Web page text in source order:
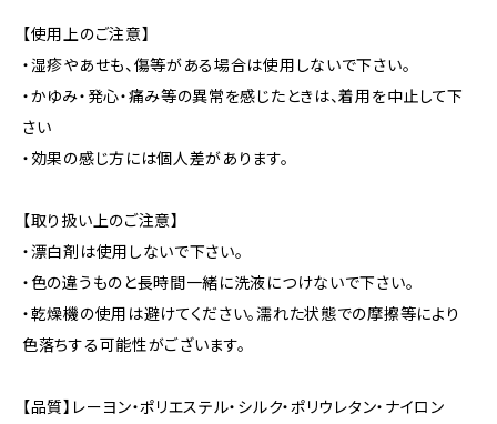
【使用上のご注意】
・湿疹やあせも、傷等がある場合は使用しないで下さい。
・かゆみ・発心・痛み等の異常を感じたときは、着用を中止して下
さい
・効果の感じ方には個人差があります。
【取り扱い上のご注意】
・漂白剤は使用しないで下さい。
・色の違うものと長時間一緒に洗液につけないで下さい。
・乾燥機の使用は避けてください。濡れた状態での摩擦等により
色落ちする可能性がございます。
【品質】レーヨン・ポリエステル・シルク・ポリウレタン・ナイロン